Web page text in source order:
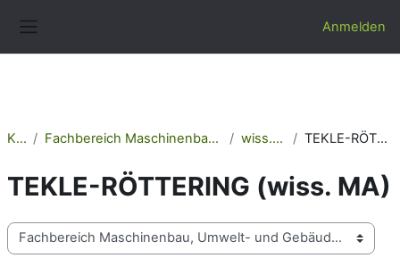
Anmelden
Kurse Fachbereich Maschinenbau, Umwelt- und Gebäudetechnik wiss. Mitarbeiter TEKLE-RÖTTERING (wiss. MA)
TEKLE-RÖTTERING (wiss. MA)
Kursbereiche